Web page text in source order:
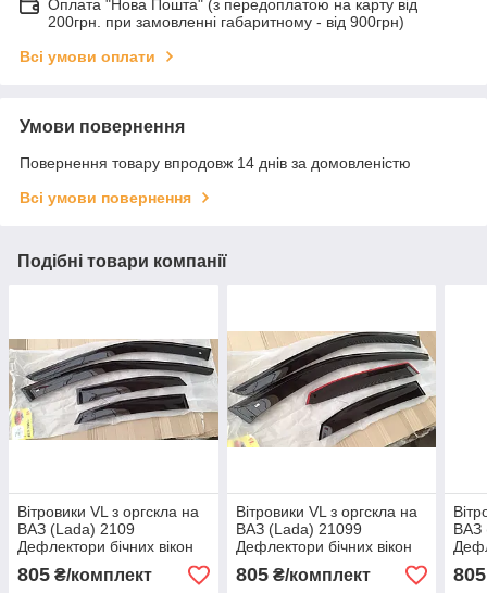
Оплата "Нова Пошта" (з передоплатою на карту від
200грн. при замовленні габаритному - від 900грн)
Всі умови оплати
Умови повернення
Повернення товару впродовж 14 днів за домовленістю
Всі умови повернення
Подібні товари компанії
Вітровики VL з оргскла на
ВАЗ (Lada) 2109
Дефлектори бічних вікон
VL для Лада Дев'ята ВАЗ
Супутник
805 ₴/комплект
Вітровики VL з оргскла на
ВАЗ (Lada) 21099
Дефлектори бічних вікон
VL для Лада Victory
дев'яносто дев'ята
805₴/комплект
ВАЗ
VL
805